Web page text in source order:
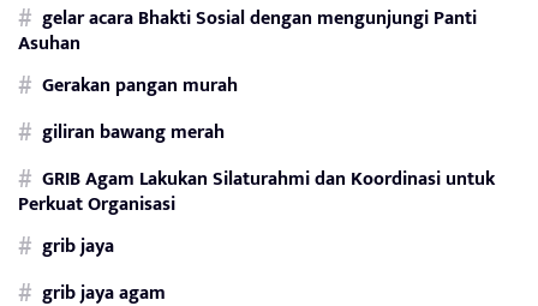
gelar acara Bhakti Sosial dengan mengunjungi Panti
Asuhan
Gerakan pangan murah
giliran bawang merah
GRIB Agam Lakukan Silaturahmi dan Koordinasi untuk
Perkuat Organisasi
grib jaya
grib jaya agam